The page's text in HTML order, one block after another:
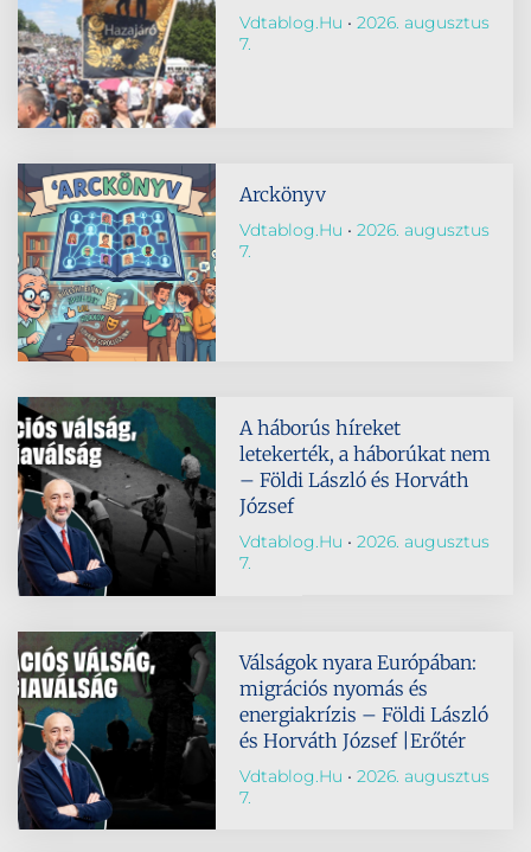
Vdtablog.hu
2026. augusztus
7.
Arckönyv
Vdtablog.hu
2026. augusztus
7.
A háborús híreket
letekerték, a háborúkat nem
– Földi László és Horváth
József
Vdtablog.hu
2026. augusztus
7.
Válságok nyara Európában:
migrációs nyomás és
energiakrízis – Földi László
és Horváth József |Erőtér
Vdtablog.hu
2026. augusztus
7.